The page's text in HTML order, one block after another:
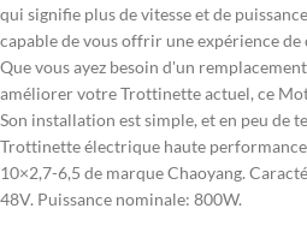
qui signifie plus de vitesse et de
capable de vous offrir une expérience
Que vous ayez besoin d'un
améliorer votre Trottinette actuel, ce
Son installation est simple, et en peu de
Trottinette électrique haute
10×2,7-6,5 de marque Chaoyang.
48V. Puissance nominale: 800W.